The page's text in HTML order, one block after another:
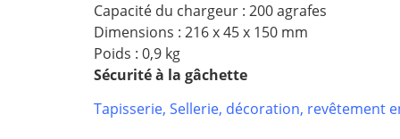
Capacité du chargeur : 200 agrafes
Dimensions : 216 x 45 x 150 mm
Poids : 0,9 kg
Sécurité à la gâchette
Tapisserie, Sellerie, décoration, revêtement